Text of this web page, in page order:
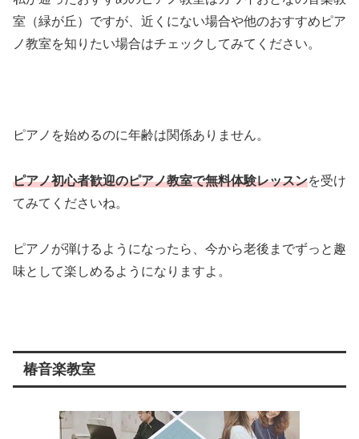
室（緑が丘）ですが、近くにない場合や他のおすすめピア
ノ教室を知りたい場合はチェックしてみてください。
ピアノを始めるのに年齢は関係ありません。
ピアノ初心者歓迎のピアノ教室で無料体験レッスンを受け
てみてくださいね。
ピアノが弾けるようになったら、今から老後までずっと趣
味として楽しめるようになりますよ。
椿音楽教室